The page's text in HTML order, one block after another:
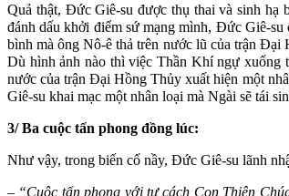
Quả thật, Đức Giê-su được thụ thai và sinh hạ
đánh dấu khởi điểm sứ mạng mình, Đức Giê-su
bình mà ông Nô-ê thả trên nước lũ của trận
Dù hình ảnh nào thì việc Thần Khí ngự xuống
nước của trận Đại Hồng Thủy xuất hiện một
Giê-su khai mạc một nhân loại mà Ngài sẽ tái
3/ Ba cuộc tấn phong đồng lúc:
Như vậy, trong biến cố nầy, Đức Giê-su lãnh
– “Cuộc tấn phong với tư cách Con Thiên